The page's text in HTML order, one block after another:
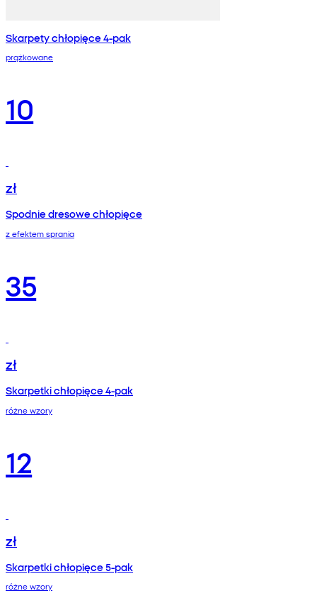
Skarpety chłopięce 4-pak
prążkowane
10
zł
Spodnie dresowe chłopięce
z efektem sprania
35
zł
Skarpetki chłopięce 4-pak
różne wzory
12
zł
Skarpetki chłopięce 5-pak
różne wzory